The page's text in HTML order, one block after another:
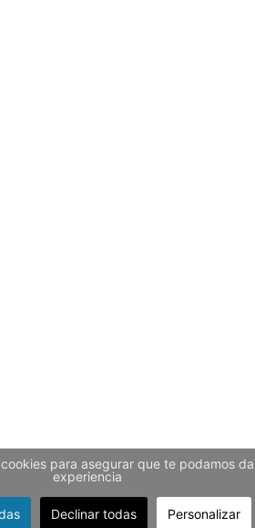
para asegurar que te podamos
experiencia
Declinar todas Personalizar